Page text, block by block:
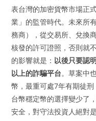
表台灣的加密貨幣市場正
業」的監管時代。未來所
務商），從交易所、兌換
核發的許可證照，否則就
的影響就是： 以後只要認
以上的詐騙平台。草案中
幣，最重可處7年有期徒
台幣穩定幣的選擇變少了
安全，對守法投資人絕對是